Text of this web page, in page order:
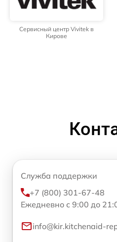
Сервисный центр Vivitek в
Кирове
Служба поддержки
+7 (800) 301-67-48
Ежедневно с 9:00 до
info@kir.kitchenaid-